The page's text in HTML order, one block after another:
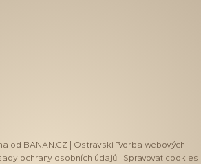
od BANAN.CZ | Ostravski Tvorba webových
ochrany osobních údajů | Spravovat cookies